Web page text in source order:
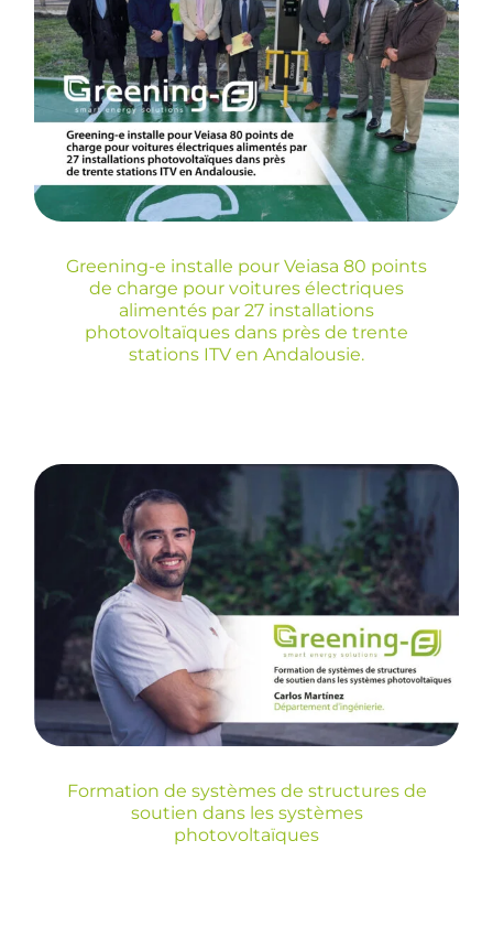
voitures électriques
alimentés par 27
installations
photovoltaïques dans
près de trente stations
Blog
Greening-e installe pour Veiasa 80 points
de charge pour voitures électriques
alimentés par 27 installations
photovoltaïques dans près de trente
stations ITV en Andalousie.
Formation de
systèmes de structures
de soutien dans les
systèmes
photovoltaïques
Blog
Formation de systèmes de structures de
soutien dans les systèmes
photovoltaïques